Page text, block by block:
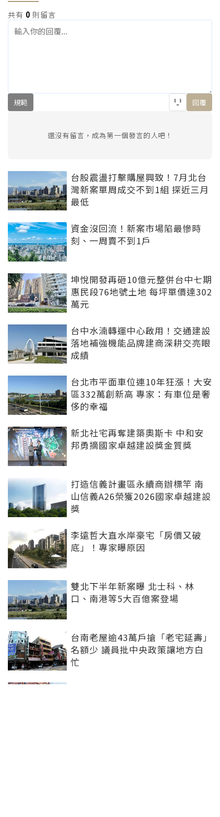
共有 0 則留言
規範 回覆
還沒有留言，成為第一個發言的人吧！
台股震盪打擊購屋興致！7月北台
灣新案單周成交不到1組 探近三月
最低
資金沒回流！新案市場陷最慘時
刻、一周賣不到1戶
坤悅開發再砸10億元整併台中七期
惠民段76地號土地 每坪單價達302
萬元
台中水湳轉運中心啟用！交通建設
落地補強機能品牌建商深耕交亮眼
成績
台北市平面車位連10年狂漲！大安
區332萬創新高 專家：有車位是奢
侈的幸福
新北社宅再奪建築奧斯卡 中和安
邦勇摘國家卓越建設獎金質獎
打造信義計畫區永續商辦標竿 南
山信義A26榮獲2026國家卓越建設
獎
李遠哲大直水岸豪宅「房價又破
底」！專家曝原因
雙北下半年新案曝 北士科、林
口、南港等5大百億案登場
台南老屋逾43萬戶搶「老宅延壽」
名額少 議員批中央政策讓地方白
忙